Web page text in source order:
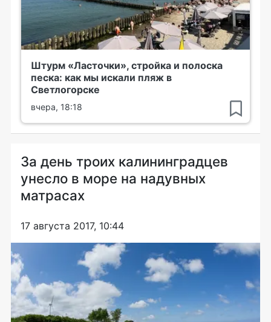
Штурм «Ласточки», стройка и полоска
песка: как мы искали пляж в
Светлогорске
вчера, 18:18
За день троих калининградцев
унесло в море на надувных
матрасах
17 августа 2017, 10:44